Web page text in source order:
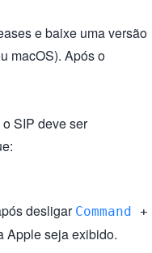
e baixe uma versão
macOS). Após o
SIP deve ser
desligar Command
+
Apple seja exibido.